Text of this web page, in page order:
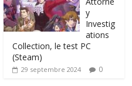
y
Investig
ations
Collection, le test PC
(Steam)
29 septembre 2024 0